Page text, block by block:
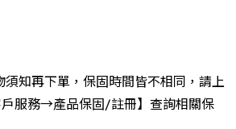
知再下單，保固時間皆不相同，請上
戶服務→產品保固/註冊】查詢相關保